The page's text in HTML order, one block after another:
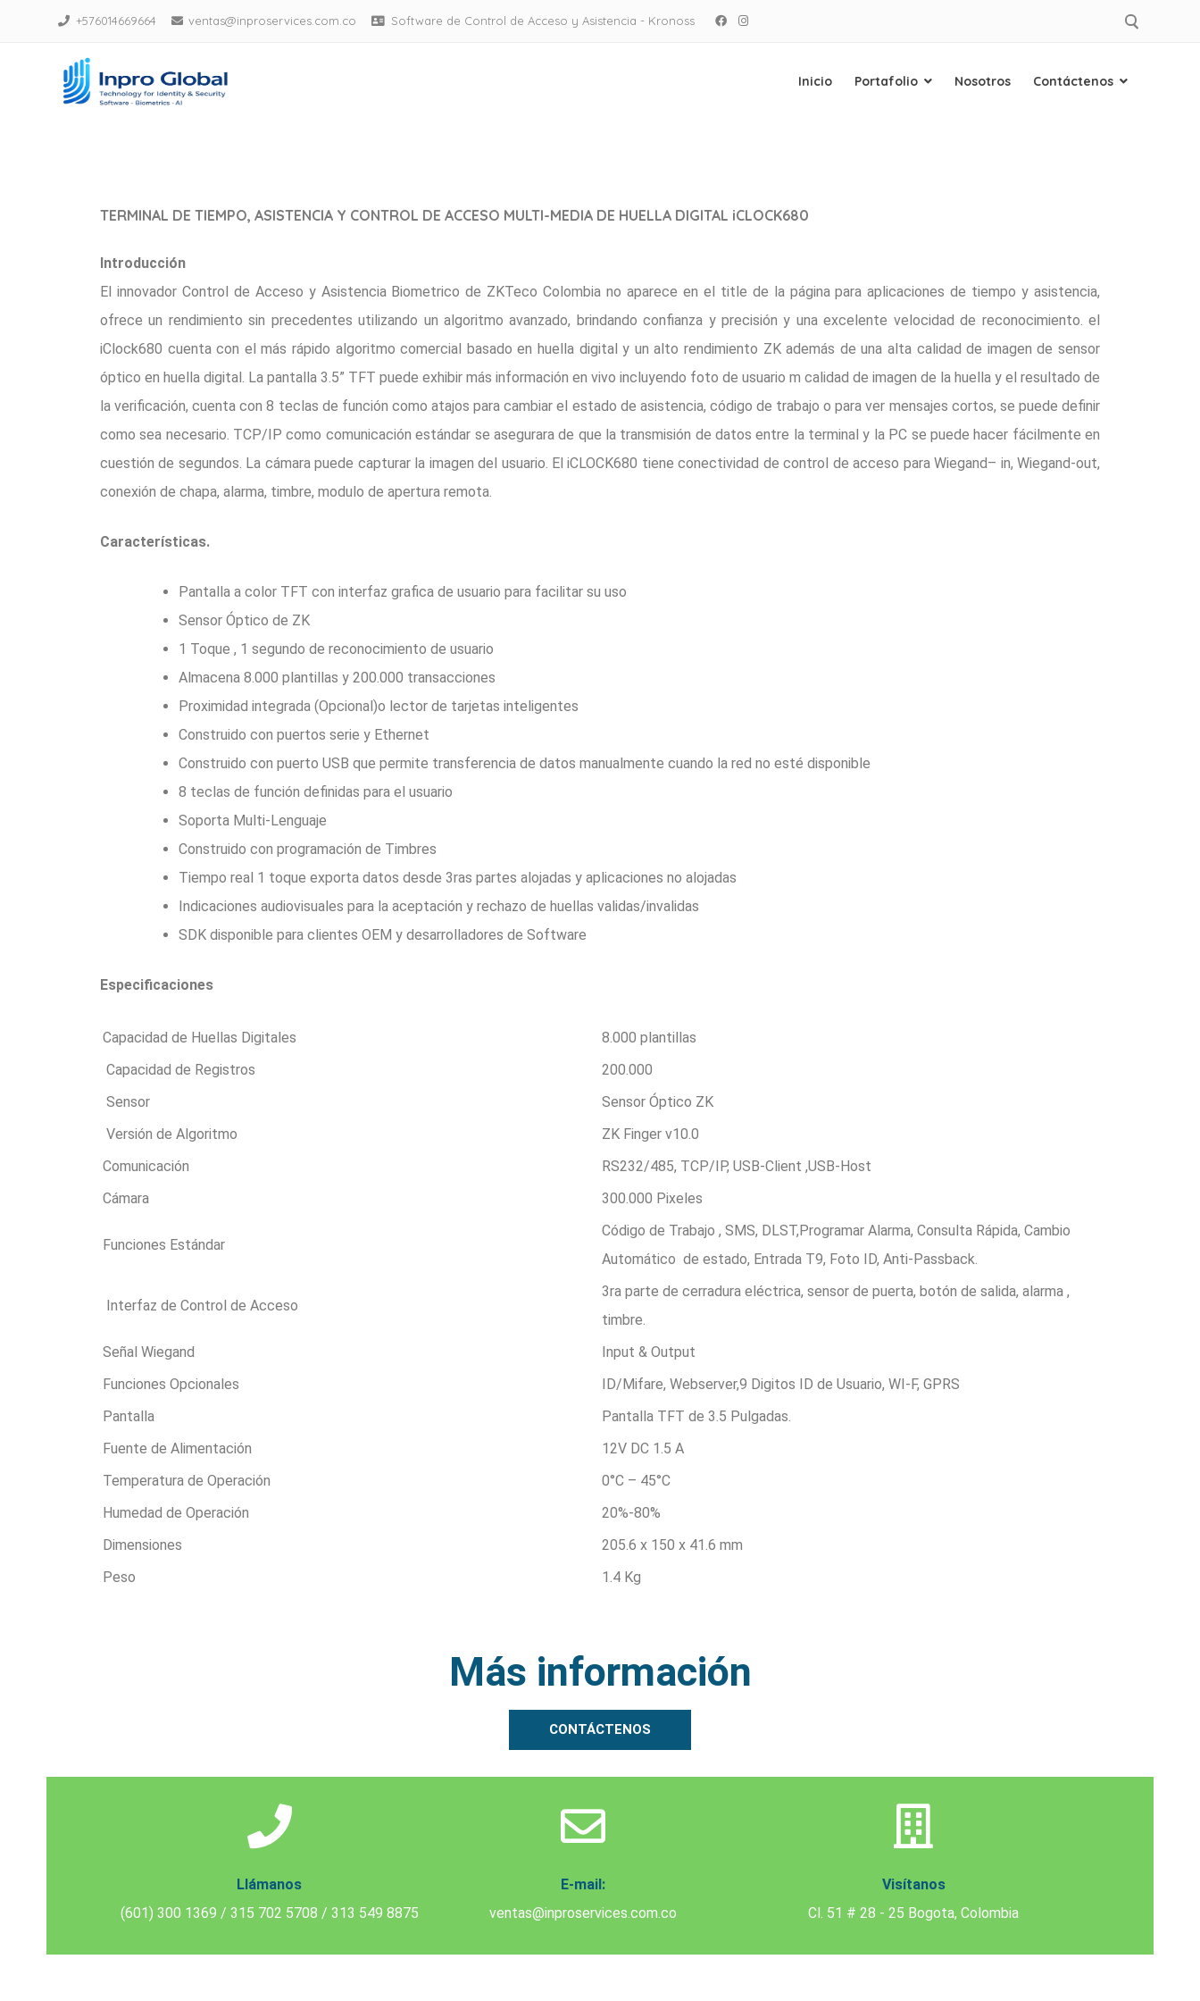
+576014669664 ventas@inproservices.com.co Software de Control de Acceso y Asistencia - Kronoss
Inicio Portafolio Nosotros Contáctenos
TERMINAL DE TIEMPO, ASISTENCIA Y CONTROL DE ACCESO MULTI-MEDIA DE HUELLA DIGITAL iCLOCK680
Introducción
El innovador Control de Acceso y Asistencia Biometrico de ZKTeco Colombia no aparece en el title de la página para aplicaciones de tiempo y asistencia,
ofrece un rendimiento sin precedentes utilizando un algoritmo avanzado, brindando confianza y precisión y una excelente velocidad de reconocimiento. el
iClock680 cuenta con el más rápido algoritmo comercial basado en huella digital y un alto rendimiento ZK además de una alta calidad de imagen de sensor
óptico en huella digital. La pantalla 3.5” TFT puede exhibir más información en vivo incluyendo foto de usuario m calidad de imagen de la huella y el resultado de
la verificación, cuenta con 8 teclas de función como atajos para cambiar el estado de asistencia, código de trabajo o para ver mensajes cortos, se puede definir
como sea necesario. TCP/IP como comunicación estándar se asegurara de que la transmisión de datos entre la terminal y la PC se puede hacer fácilmente en
cuestión de segundos. La cámara puede capturar la imagen del usuario. El iCLOCK680 tiene conectividad de control de acceso para Wiegand– in, Wiegand-out,
conexión de chapa, alarma, timbre, modulo de apertura remota.
Características.
Pantalla a color TFT con interfaz grafica de usuario para facilitar su uso
Sensor Óptico de ZK
1 Toque , 1 segundo de reconocimiento de usuario
Almacena 8.000 plantillas y 200.000 transacciones
Proximidad integrada (Opcional)o lector de tarjetas inteligentes
Construido con puertos serie y Ethernet
Construido con puerto USB que permite transferencia de datos manualmente cuando la red no esté disponible
8 teclas de función definidas para el usuario
Soporta Multi-Lenguaje
Construido con programación de Timbres
Tiempo real 1 toque exporta datos desde 3ras partes alojadas y aplicaciones no alojadas
Indicaciones audiovisuales para la aceptación y rechazo de huellas validas/invalidas
SDK disponible para clientes OEM y desarrolladores de Software
Especificaciones
Capacidad de Huellas Digitales
8.000 plantillas
Capacidad de Registros
200.000
Sensor
Sensor Óptico ZK
Versión de Algoritmo
ZK Finger v10.0
Comunicación
RS232/485, TCP/IP, USB-Client ,USB-Host
Cámara
300.000 Pixeles
Funciones Estándar
Código de Trabajo , SMS, DLST,Programar Alarma, Consulta Rápida, Cambio
Automático de estado, Entrada T9, Foto ID, Anti-Passback.
Interfaz de Control de Acceso
3ra parte de cerradura eléctrica, sensor de puerta, botón de salida, alarma ,
timbre.
Señal Wiegand
Input & Output
Funciones Opcionales
ID/Mifare, Webserver,9 Digitos ID de Usuario, WI-F, GPRS
Pantalla
Pantalla TFT de 3.5 Pulgadas.
Fuente de Alimentación
12V DC 1.5 A
Temperatura de Operación
0°C – 45°C
Humedad de Operación
20%-80%
Dimensiones
205.6 x 150 x 41.6 mm
Peso
1.4 Kg
Más información
CONTÁCTENOS
Llámanos
(601) 300 1369 / 315 702 5708 / 313 549 8875
E-mail:
ventas@inproservices.com.co
Visítanos
Cl. 51 # 28 - 25 Bogota, Colombia